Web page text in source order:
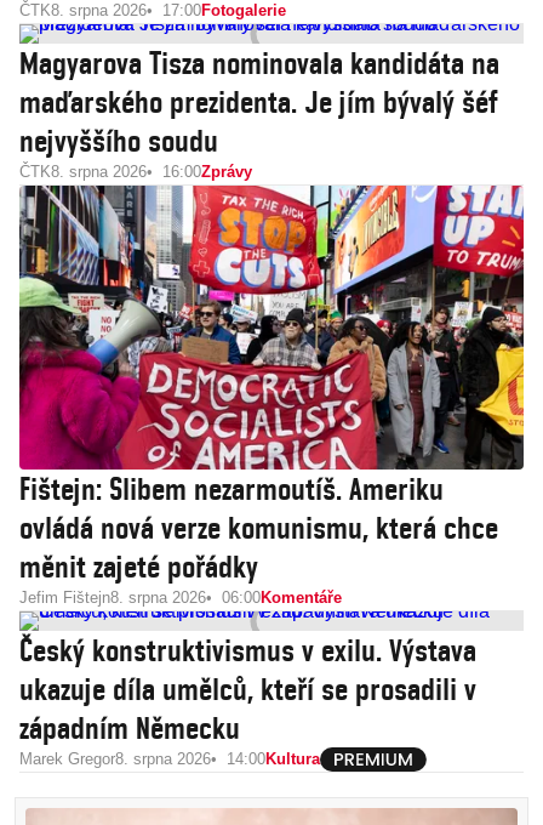
ČTK8. srpna 2026 17:00Fotogalerie
Magyarova Tisza nominovala kandidáta na
maďarského prezidenta. Je jím bývalý šéf
nejvyššího soudu
ČTK8. srpna 2026 16:00Zprávy
Fištejn: Slibem nezarmoutíš. Ameriku
ovládá nová verze komunismu, která chce
měnit zajeté pořádky
Jefim Fištejn8. srpna 2026 06:00Komentáře
Český konstruktivismus v exilu. Výstava
ukazuje díla umělců, kteří se prosadili v
západním Německu
Marek Gregor8. srpna 2026 14:00Kultura